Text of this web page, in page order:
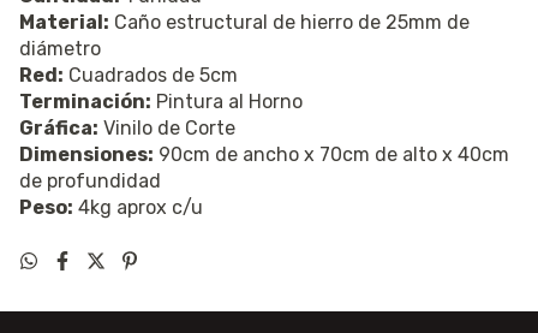
Material: Caño estructural de hierro de 25mm de
diámetro
Red: Cuadrados de 5cm
Terminación: Pintura al Horno
Gráfica: Vinilo de Corte
Dimensiones: 90cm de ancho x 70cm de alto x 40cm
de profundidad
Peso: 4kg aprox c/u